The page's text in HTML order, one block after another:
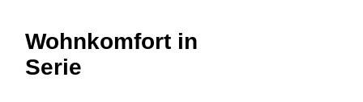
Wohnkomfort in
Serie